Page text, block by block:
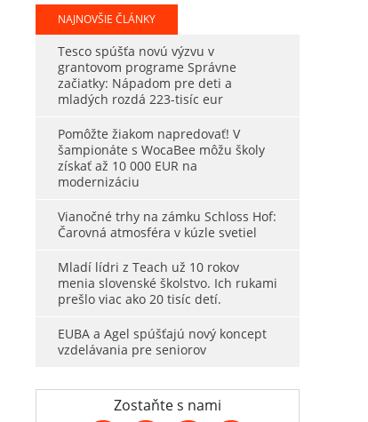
NAJNOVŠIE ČLÁNKY
Tesco spúšťa novú výzvu v
grantovom programe Správne
začiatky: Nápadom pre deti a
mladých rozdá 223-tisíc eur
Pomôžte žiakom napredovať! V
šampionáte s WocaBee môžu školy
získať až 10 000 EUR na
modernizáciu
Vianočné trhy na zámku Schloss Hof:
Čarovná atmosféra v kúzle svetiel
Mladí lídri z Teach už 10 rokov
menia slovenské školstvo. Ich rukami
prešlo viac ako 20 tisíc detí.
EUBA a Agel spúšťajú nový koncept
vzdelávania pre seniorov
Zostaňte s nami